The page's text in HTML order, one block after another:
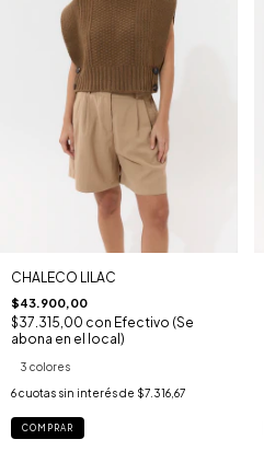
CHALECO LILAC
$43.900,00
$37.315,00 con Efectivo (Se
abona en el local)
3 colores
6cuotas sin interés de $7.316,67
COMPRAR